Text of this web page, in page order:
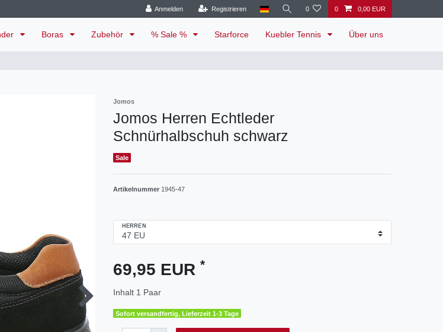
Anmelden Registrieren 0 0 0,00 EUR
Boras Zubehör % Sale % Starforce Kuebler Tennis Über uns
Jomos
Jomos Herren Echtleder
Schnürhalbschuh schwarz
Sale
Artikelnummer 1945-47
HERREN
69,95 EUR *
Inhalt 1 Paar
Sofort versandfertig, Lieferzeit 1-3 Tage